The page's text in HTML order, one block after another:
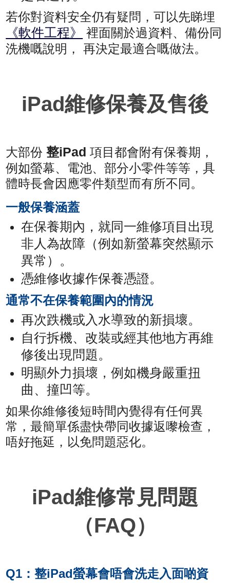
若你對資料安全仍有疑問，可以先睇埋
《軟件工程》
裡面關於過資料、備份同
洗機嘅說明， 再決定最適合嘅做法。
iPad維修保養及售後
大部份整iPad 項目都會附有保養期，
例如螢幕、電池、部分小零件等等，具
體時長會因應零件類型而有所不同。
一般保養涵蓋
在保養期內，就同一維修項目出現
非人為故障（例如新螢幕突然顯示
異常）。
憑維修收據作保養憑證。
通常不在保養範圍內的情況
再次跌機或入水導致的新損壞。
自行拆機、改裝或經其他地方再維
修後出現問題。
明顯外力損壞，例如機身嚴重扭
曲、撞凹等。
如果你維修後短時間內覺得有任何異
常，最簡單係盡快帶同收據返嚟檢查，
唔好拖延，以免問題惡化。
iPad維修常見問題
（FAQ）
Q1：整iPad螢幕會唔會洗走入面啲資